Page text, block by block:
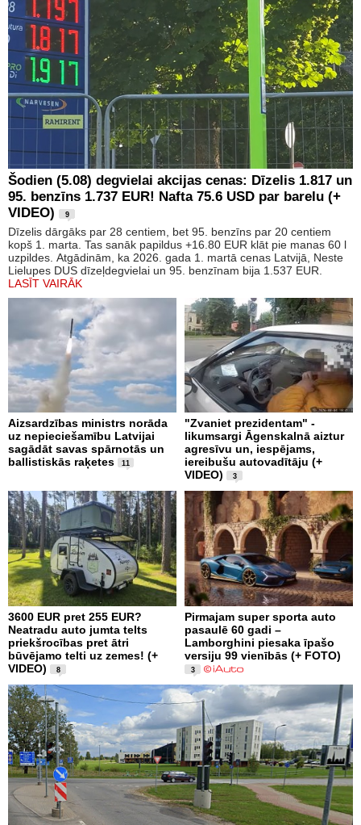
Šodien (5.08) degvielai akcijas cenas: Dīzelis 1.817 un
95. benzīns 1.737 EUR! Nafta 75.6 USD par barelu (+
VIDEO)
9
Dīzelis dārgāks par 28 centiem, bet 95. benzīns par 20 centiem
kopš 1. marta. Tas sanāk papildus +16.80 EUR klāt pie manas 60 l
uzpildes. Atgādinām, ka 2026. gada 1. martā cenas Latvijā, Neste
Lielupes DUS dīzeļdegvielai un 95. benzīnam bija 1.537 EUR.
LASĪT VAIRĀK
Aizsardzības ministrs norāda
uz nepieciešamību Latvijai
sagādāt savas spārnotās un
ballistiskās raķetes
11
"Zvaniet prezidentam" -
likumsargi Āgenskalnā aiztur
agresīvu un, iespējams,
iereibušu autovadītāju (+
VIDEO)
3
3600 EUR pret 255 EUR?
Neatradu auto jumta telts
priekšrocības pret ātri
būvējamo telti uz zemes! (+
VIDEO)
8
Pirmajam super sporta auto
pasaulē 60 gadi –
Lamborghini piesaka īpašo
versiju 99 vienībās (+ FOTO)
3